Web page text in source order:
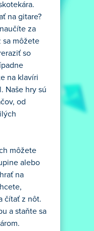
na gitare?
za
sa môžete
so
na klavíri
Naše hry sú
od
môžete
alebo
na
čítať z nôt.
a staňte sa